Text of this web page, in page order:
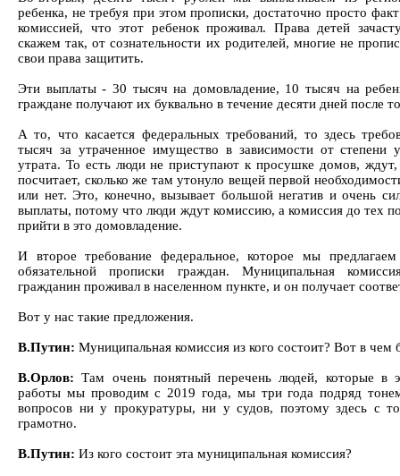
ребенка, не требуя при этом прописки, достаточно просто
комиссией, что этот ребенок проживал. Права детей
скажем так, от сознательности их родителей, многие не
свои права защитить.
Эти выплаты - 30 тысяч на домовладение, 10 тысяч на
граждане получают их буквально в течение десяти дней после
А то, что касается федеральных требований, то здесь
тысяч за утраченное имущество в зависимости от степени
утрата. То есть люди не приступают к просушке домов, ждут,
посчитает, сколько же там утонуло вещей первой
или нет. Это, конечно, вызывает большой негатив и очень
выплаты, потому что люди ждут комиссию, а комиссия до тех
прийти в это домовладение.
И второе требование федеральное, которое мы предлагаем
обязательной прописки граждан. Муниципальная
гражданин проживал в населенном пункте, и он получает
Вот у нас такие предложения.
В.Путин: Муниципальная комиссия из кого состоит? Вот в чем
В.Орлов:Там очень понятный перечень людей, которые в
работы мы проводим с 2019 года, мы три года подряд
вопросов ни у прокуратуры, ни у судов, поэтому здесь с
грамотно.
В.Путин: Из кого состоит эта муниципальная комиссия?